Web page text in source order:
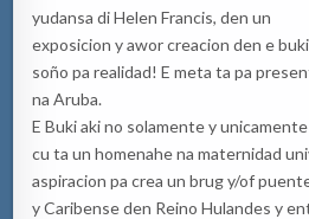
yudansa di Helen Francis, den un
exposicion y awor creacion den e
soño pa realidad! E meta ta pa
na Aruba.
E Buki aki no solamente y
cu ta un homenahe na maternidad
aspiracion pa crea un brug y/of
y Caribense den Reino Hulandes y